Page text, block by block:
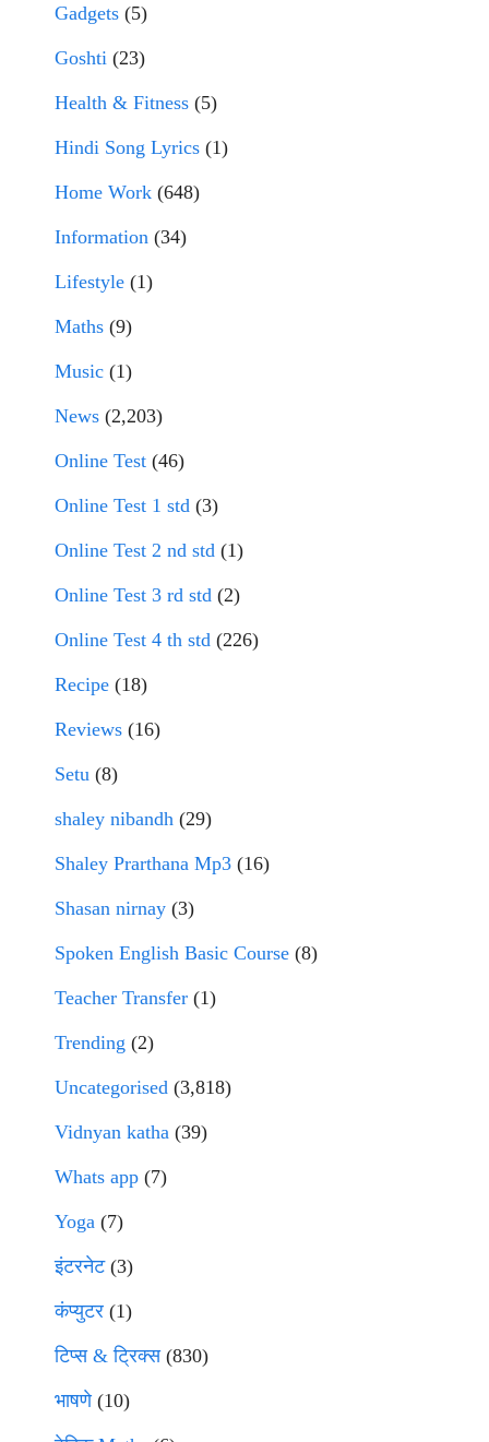
Gadgets (5)
Goshti (23)
Health & Fitness (5)
Hindi Song Lyrics (1)
Home Work (648)
Information (34)
Lifestyle (1)
Maths (9)
Music (1)
News (2,203)
Online Test (46)
Online Test 1 std (3)
Online Test 2 nd std (1)
Online Test 3 rd std (2)
Online Test 4 th std (226)
Recipe (18)
Reviews (16)
Setu (8)
shaley nibandh (29)
Shaley Prarthana Mp3 (16)
Shasan nirnay (3)
Spoken English Basic Course (8)
Teacher Transfer (1)
Trending (2)
Uncategorised (3,818)
Vidnyan katha (39)
Whats app (7)
Yoga (7)
इंटरनेट(3)
कंप्युटर (1)
टिप्स & ट्रिक्स(830)
भाषणे(10)